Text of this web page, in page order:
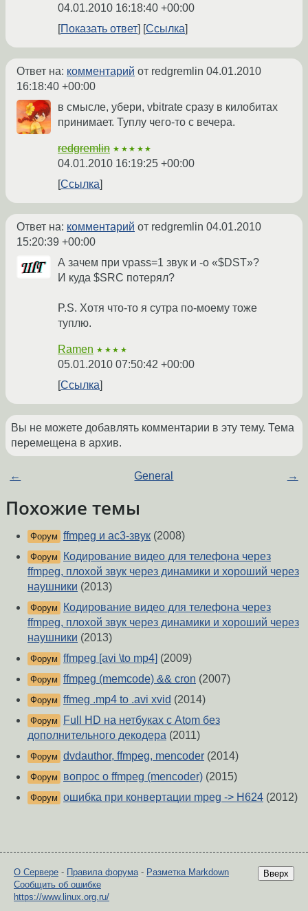
04.01.2010 16:18:40 +00:00
Показать ответ
Ссылка
Ответ на: комментарий от redgremlin 04.01.2010
16:18:40 +00:00
в смысле, убери, vbitrate сразу в килобитах
принимает. Туплу чего-то с вечера.
redgremlin ★★★★★
04.01.2010 16:19:25 +00:00
Ссылка
Ответ на: комментарий от redgremlin 04.01.2010
15:20:39 +00:00
А зачем при vpass=1 звук и -o «$DST»?
И куда $SRC потерял?
P.S. Хотя что-то я сутра по-моему тоже
туплю.
Ramen ★★★★
05.01.2010 07:50:42 +00:00
Ссылка
Вы не можете добавлять комментарии в эту тему. Тема
перемещена в архив.
← General →
Похожие темы
Форум ffmpeg и ac3-звук (2008)
Форум
Кодирование видео для телефона через
ffmpeg, плохой звук через динамики и хороший через
наушники (2013)
Форум
Кодирование видео для телефона через
ffmpeg, плохой звук через динамики и хороший через
наушники (2013)
Форум ffmpeg [avi \to mp4] (2009)
Форум ffmpeg (memcode) && cron (2007)
Форум ffmeg .mp4 to .avi xvid (2014)
Форум
Full HD на нетбуках с Atom без
дополнительного декодера (2011)
Форум dvdauthor, ffmpeg, mencoder (2014)
Форум вопрос о ffmpeg (mencoder) (2015)
Форум ошибка при конвертации mpeg -> H624 (2012)
Вверх
О Сервере - Правила форума- Разметка Markdown
Сообщить об ошибке
https://www.linux.org.ru/